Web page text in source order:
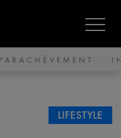
PARACHÈVEMENT
LIFESTYLE